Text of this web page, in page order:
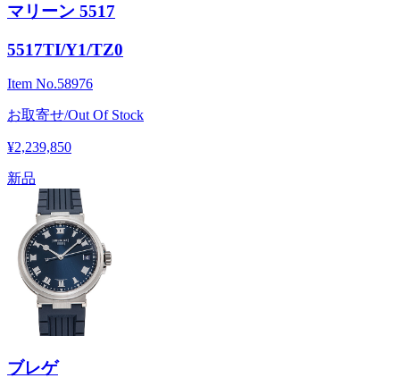
マリーン 5517
5517TI/Y1/TZ0
Item No.58976
お取寄せ/Out Of Stock
¥2,239,850
新品
ブレゲ